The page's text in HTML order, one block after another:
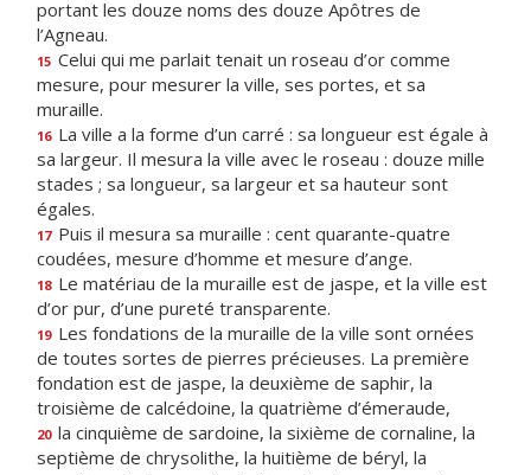
portant les douze noms des douze Apôtres de
l’Agneau.
15 Celui qui me parlait tenait un roseau d’or comme
mesure, pour mesurer la ville, ses portes, et sa
muraille.
16 La ville a la forme d’un carré : sa longueur est égale à
sa largeur. Il mesura la ville avec le roseau : douze mille
stades ; sa longueur, sa largeur et sa hauteur sont
égales.
17 Puis il mesura sa muraille : cent quarante-quatre
coudées, mesure d’homme et mesure d’ange.
18 Le matériau de la muraille est de jaspe, et la ville est
d’or pur, d’une pureté transparente.
19 Les fondations de la muraille de la ville sont ornées
de toutes sortes de pierres précieuses. La première
fondation est de jaspe, la deuxième de saphir, la
troisième de calcédoine, la quatrième d’émeraude,
20 la cinquième de sardoine, la sixième de cornaline, la
septième de chrysolithe, la huitième de béryl, la